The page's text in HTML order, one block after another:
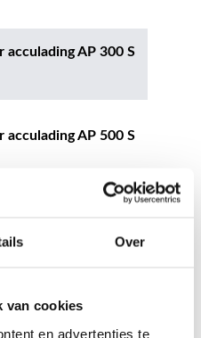
Over
van cookies
en advertenties te
acculading AP 300 S
acculading AP 500 S
accessoires